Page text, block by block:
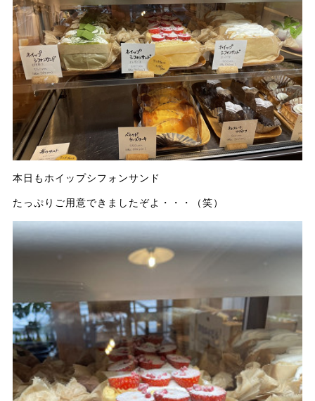
本日もホイップシフォンサンド
たっぷりご用意できましたぞよ・・・（笑）